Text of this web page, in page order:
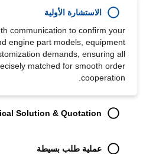
الاستشارة الأولية
communication to confirm your
engine part models, equipment
demands, ensuring all
matched for smooth order
cooperation.
Solution & Quotation
عملية طلب بسيطة